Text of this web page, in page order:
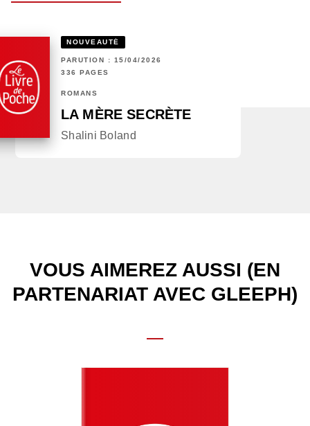
NOUVEAUTÉ
PARUTION : 15/04/2026
336 PAGES
ROMANS
LA MÈRE SECRÈTE
Shalini Boland
VOUS AIMEREZ AUSSI (EN
PARTENARIAT AVEC GLEEPH)